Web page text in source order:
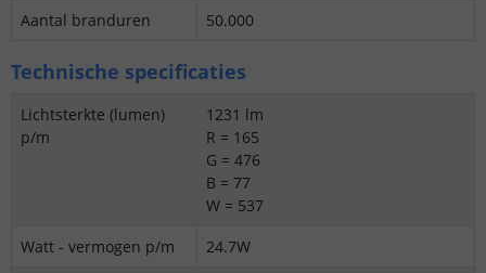
Aantal branduren
50.000
Technische specificaties
Lichtsterkte (lumen)
p/m
1231 lm
R = 165
G = 476
B = 77
W = 537
Watt - vermogen p/m
24.7W